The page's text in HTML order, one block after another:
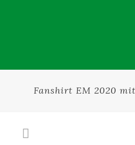
Fanshirt EM 2020 mit